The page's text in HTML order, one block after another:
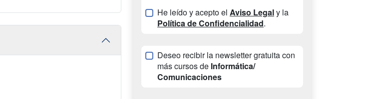
He leído y acepto el Aviso Legaly la
Política de Confidencialidad.
Deseo recibir la newsletter gratuita con
más cursos de Informática/
Comunicaciones